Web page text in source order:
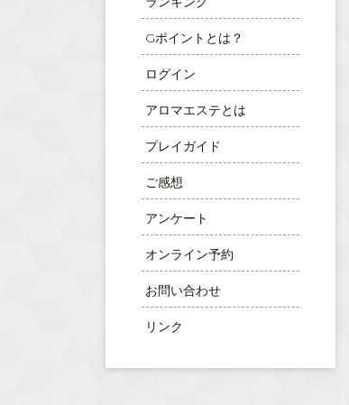
Gポイントとは？
ログイン
アロマエステとは
プレイガイド
ご感想
アンケート
オンライン予約
お問い合わせ
リンク